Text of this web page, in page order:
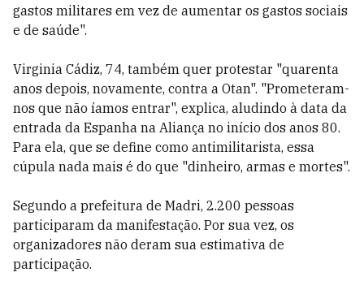
gastos militares em vez de aumentar os gastos sociais
e de saúde".
Virginia Cádiz, 74, também quer protestar "quarenta
anos depois, novamente, contra a Otan". "Prometeram-
nos que não íamos entrar", explica, aludindo à data da
entrada da Espanha na Aliança no início dos anos 80.
Para ela, que se define como antimilitarista, essa
cúpula nada mais é do que "dinheiro, armas e mortes".
Segundo a prefeitura de Madri, 2.200 pessoas
participaram da manifestação. Por sua vez, os
organizadores não deram sua estimativa de
participação.